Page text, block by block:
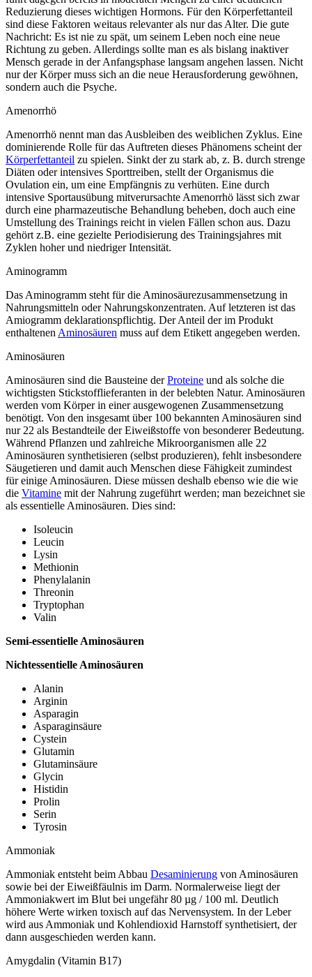
Reduzierung dieses wichtigen Hormons. Für den Körperfettanteil
sind diese Faktoren weitaus relevanter als nur das Alter. Die gute
Nachricht: Es ist nie zu spät, um seinem Leben noch eine neue
Richtung zu geben. Allerdings sollte man es als bislang inaktiver
Mensch gerade in der Anfangsphase langsam angehen lassen. Nicht
nur der Körper muss sich an die neue Herausforderung gewöhnen,
sondern auch die Psyche.
Amenorrhö
Amenorrhö nennt man das Ausbleiben des weiblichen Zyklus. Eine
dominierende Rolle für das Auftreten dieses Phänomens scheint der
Körperfettanteil zu spielen. Sinkt der zu stark ab, z. B. durch strenge
Diäten oder intensives Sporttreiben, stellt der Organismus die
Ovulation ein, um eine Empfängnis zu verhüten. Eine durch
intensive Sportausübung mitverursachte Amenorrhö lässt sich zwar
durch eine pharmazeutische Behandlung beheben, doch auch eine
Umstellung des Trainings reicht in vielen Fällen schon aus. Dazu
gehört z.B. eine gezielte Periodisierung des Trainingsjahres mit
Zyklen hoher und niedriger Intensität.
Aminogramm
Das Aminogramm steht für die Aminosäurezusammensetzung in
Nahrungsmitteln oder Nahrungskonzentraten. Auf letzteren ist das
Amiogramm deklarationspflichtig. Der Anteil der im Produkt
enthaltenen Aminosäuren muss auf dem Etikett angegeben werden.
Aminosäuren
Aminosäuren sind die Bausteine derProteine und als solche die
wichtigsten Stickstofflieferanten in der belebten Natur. Aminosäuren
werden vom Körper in einer ausgewogenen Zusammensetzung
benötigt. Von den insgesamt über 100 bekannten Aminosäuren sind
nur 22 als Bestandteile der Eiweißstoffe von besonderer Bedeutung.
Während Pflanzen und zahlreiche Mikroorganismen alle 22
Aminosäuren synthetisieren (selbst produzieren), fehlt insbesondere
Säugetieren und damit auch Menschen diese Fähigkeit zumindest
für einige Aminosäuren. Diese müssen deshalb ebenso wie die wie
die Vitamine mit der Nahrung zugeführt werden; man bezeichnet sie
als essentielle Aminosäuren. Dies sind:
Isoleucin
Leucin
Lysin
Methionin
Phenylalanin
Threonin
Tryptophan
Valin
Semi-essentielle Aminosäuren
Nichtessentielle Aminosäuren
Alanin
Arginin
Asparagin
Asparaginsäure
Cystein
Glutamin
Glutaminsäure
Glycin
Histidin
Prolin
Serin
Tyrosin
Ammoniak
Ammoniak entsteht beim Abbau Desaminierung von Aminosäuren
sowie bei der Eiweißfäulnis im Darm. Normalerweise liegt der
Ammoniakwert im Blut bei ungefähr 80 µg / 100 ml. Deutlich
höhere Werte wirken toxisch auf das Nervensystem. In der Leber
wird aus Ammoniak und Kohlendioxid Harnstoff synthetisiert, der
dann ausgeschieden werden kann.
Amygdalin (Vitamin B17)